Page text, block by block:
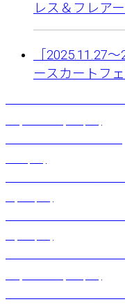
レス＆フレア
［2025.11.27
ースカートフ